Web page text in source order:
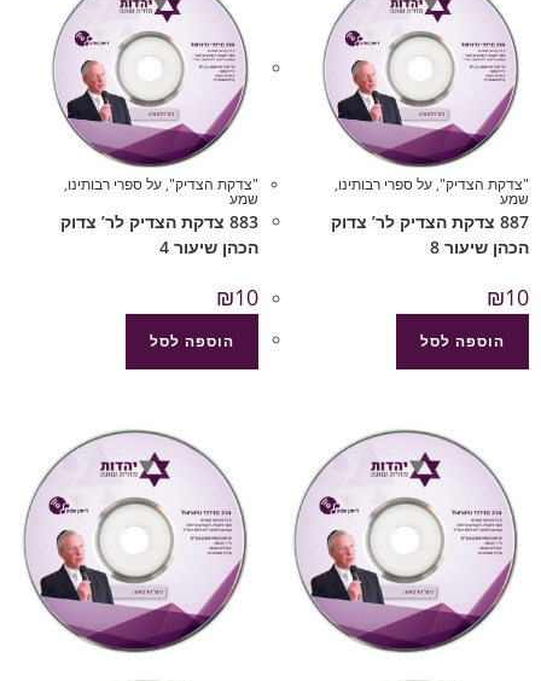
"צדקת הצדיק",על ספרי רבותינו,
שמע
887 צדקת הצדיק לר’ צדוק
הכהן שיעור 8
₪10
הוספה לסל
"צדקת הצדיק",על ספרי רבותינו,
שמע
883 צדקת הצדיק לר’ צדוק
הכהן שיעור 4
₪10
הוספה לסל